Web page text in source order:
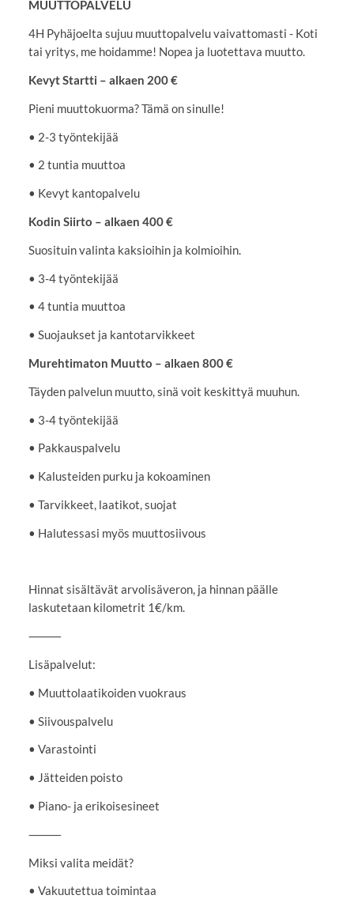
MUUTTOPALVELU
4H Pyhäjoelta sujuu muuttopalvelu vaivattomasti - Koti
tai yritys, me hoidamme! Nopea ja luotettava muutto.
Kevyt Startti – alkaen 200 €
Pieni muuttokuorma? Tämä on sinulle!
• 2-3 työntekijää
• 2 tuntia muuttoa
• Kevyt kantopalvelu
Kodin Siirto – alkaen 400 €
Suosituin valinta kaksioihin ja kolmioihin.
• 3-4 työntekijää
• 4 tuntia muuttoa
• Suojaukset ja kantotarvikkeet
Murehtimaton Muutto – alkaen 800 €
Täyden palvelun muutto, sinä voit keskittyä muuhun.
• 3-4 työntekijää
• Pakkauspalvelu
• Kalusteiden purku ja kokoaminen
• Tarvikkeet, laatikot, suojat
• Halutessasi myös muuttosiivous
Hinnat sisältävät arvolisäveron, ja hinnan päälle
laskutetaan kilometrit 1€/km.
⸻
Lisäpalvelut:
• Muuttolaatikoiden vuokraus
• Siivouspalvelu
• Varastointi
• Jätteiden poisto
• Piano- ja erikoisesineet
⸻
Miksi valita meidät?
• Vakuutettua toimintaa